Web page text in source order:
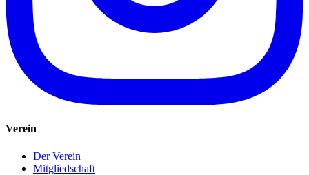
Verein
Der Verein
Mitgliedschaft